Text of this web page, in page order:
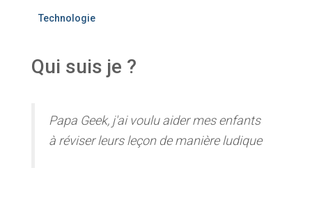
Technologie
Qui suis je ?
Papa Geek, j'ai voulu aider mes enfants
à réviser leurs leçon de manière ludique